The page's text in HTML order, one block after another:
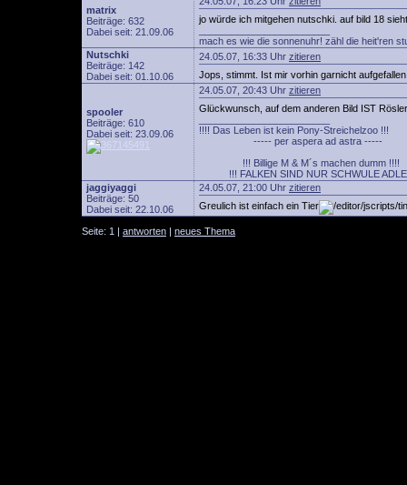
matrix
Beiträge: 632
Dabei seit: 21.09.06
jo würde ich mitgehen nutschki. auf bild 18
mach es wie die sonnenuhr! zähl die heit'ren
Nutschki
Beiträge: 142
Dabei seit: 01.10.06
24.05.07, 16:33 Uhr zitieren
Jops, stimmt. Ist mir vorhin garnicht
spooler
Beiträge: 610
Dabei seit: 23.09.06
24.05.07, 20:43 Uhr zitieren
Glückwunsch, auf dem anderen Bild IST
!!!! Das Leben ist kein Pony-Streichelzoo !!!
----- per aspera ad astra -----
!!! Billige M & M´s machen dumm !!!!
!!! FALKEN SIND NUR SCHWULE
jaggiyaggi
Beiträge: 50
Dabei seit: 22.10.06
24.05.07, 21:00 Uhr zitieren
Greulich ist einfach ein Tier
Seite: 1 | antworten | neues Thema